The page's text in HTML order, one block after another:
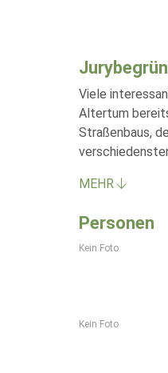
Viele
Altertum
Straßenbaus,
MEHR
Personen
Kein Foto
Kein Foto